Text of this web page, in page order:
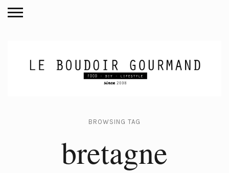
BROWSING TAG
bretagne